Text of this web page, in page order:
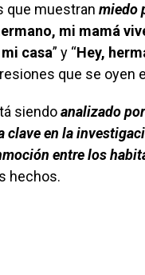
que muestran miedo
mi mamá
casa” y “Hey,
que se oyen
siendoanalizado
clave en la
entre los
hechos.